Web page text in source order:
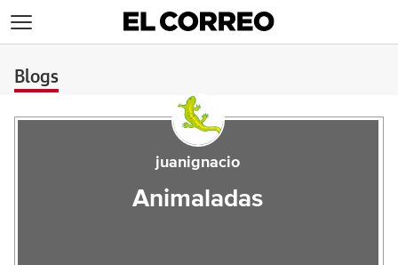
Blogs
juanignacio
Animaladas